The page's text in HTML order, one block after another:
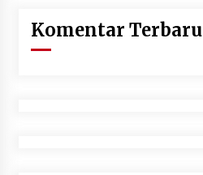
Komentar Terbaru